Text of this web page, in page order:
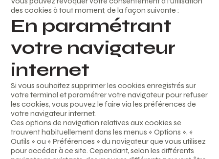
des cookies à tout moment, de la façon suivante :
En paramétrant
votre navigateur
internet
Si vous souhaitez supprimer les cookies enregistrés sur
votre terminal et paramétrer votre navigateur pour refuser
les cookies, vous pouvez le faire via les préférences de
votre navigateur internet.
Ces options de navigation relatives aux cookies se
trouvent habituellement dans les menus « Options », «
Outils » ou « Préférences » du navigateur que vous utilisez
pour accéder à ce site. Cependant, selon les différents